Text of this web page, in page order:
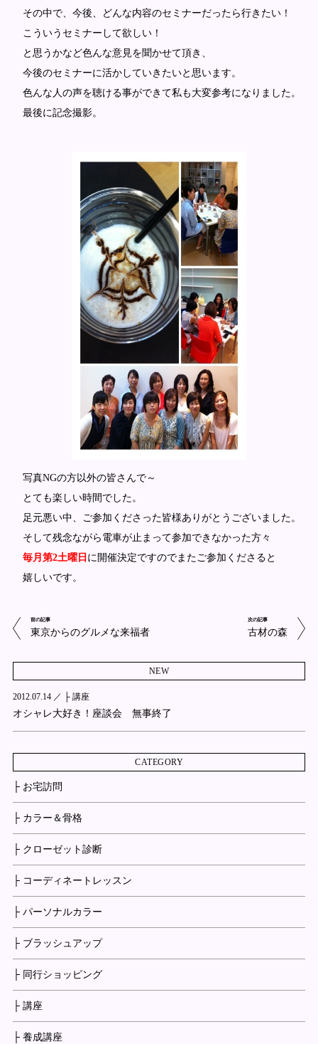
その中で、今後、どんな内容のセミナーだったら行きたい！
こういうセミナーして欲しい！
と思うかなど色んな意見を聞かせて頂き、
今後のセミナーに活かしていきたいと思います。
色んな人の声を聴ける事ができて私も大変参考になりました。
最後に記念撮影。
写真NGの方以外の皆さんで～
とても楽しい時間でした。
足元悪い中、ご参加くださった皆様ありがとうございました。
そして残念ながら電車が止まって参加できなかった方々
毎月第2土曜日 に開催決定ですのでまたご参加くださると
嬉しいです。
前の記事
東京からのグルメな来福者
次の記事
古材の森
NEW
2012.07.14 ／ ├ 講座
オシャレ大好き！座談会 無事終了
CATEGORY
├ お宅訪問
├ カラー＆骨格
├ クローゼット診断
├ コーディネートレッスン
├ パーソナルカラー
├ ブラッシュアップ
├ 同行ショッピング
├ 講座
├ 養成講座